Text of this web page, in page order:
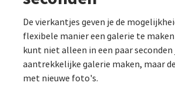
De vierkantjes geven je de
flexibele manier een galerie te
kunt niet alleen in een paar seconden
aantrekkelijke galerie maken, maar
met nieuwe foto's.